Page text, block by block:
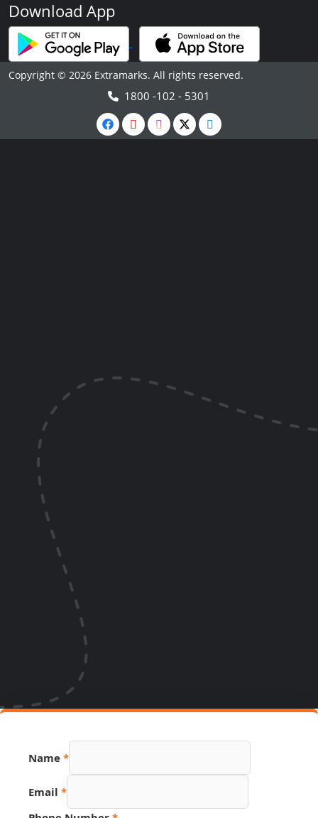
Download App
Copyright © 2026 Extramarks. All rights reserved.
1800 -102 - 5301
Name *
Hidden
Name
Email *